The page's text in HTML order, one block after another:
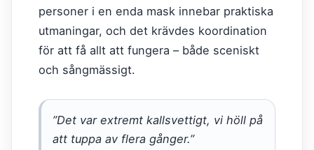
personer i en enda mask innebar praktiska
utmaningar, och det krävdes koordination
för att få allt att fungera – både sceniskt
och sångmässigt.
”Det var extremt kallsvettigt, vi höll på
att tuppa av flera gånger.”